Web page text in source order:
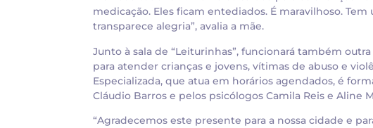
medicação. Eles ficam entediados. É maravilhoso.
transparece alegria”, avalia a mãe.
Junto à sala de “Leiturinhas”, funcionará também
para atender crianças e jovens, vítimas de abuso e
Especializada, que atua em horários agendados, é
Cláudio Barros e pelos psicólogos Camila Reis e Aline
“Agradecemos este presente para a nossa cidade e